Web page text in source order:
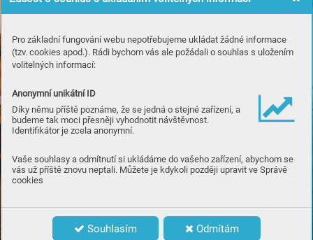
Pro základní fungování webu nepotřebujeme ukládat žádné informace
(tzv. cookies apod.). Rádi bychom vás ale požádali o souhlas s uložením
volitelných informací:
Anonymní unikátní ID
Díky němu příště poznáme, že se jedná o stejné zařízení, a
budeme tak moci přesněji vyhodnotit návštěvnost.
Identifikátor je zcela anonymní.
Vaše souhlasy a odmítnutí si ukládáme do vašeho zařízení, abychom se
vás už příště znovu neptali. Můžete je kdykoli později upravit ve Správě
cookies
Souhlasím Odmítám
RADOST Z UBYTOVÁNÍ
NOV ZREKONSTRUOVANÉ POKOJE SUPERIOR